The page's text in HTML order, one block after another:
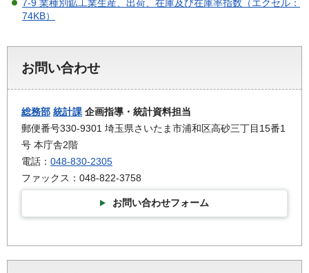
7-9 業種別鉱工業生産、出荷、在庫及び在庫率指数（エクセル：
74KB）
お問い合わせ
総務部 統計課 企画指導・統計資料担当
郵便番号330-9301 埼玉県さいたま市浦和区高砂三丁目15番1
号 本庁舎2階
電話： 048-830-2305
ファックス：048-822-3758
お問い合わせフォーム